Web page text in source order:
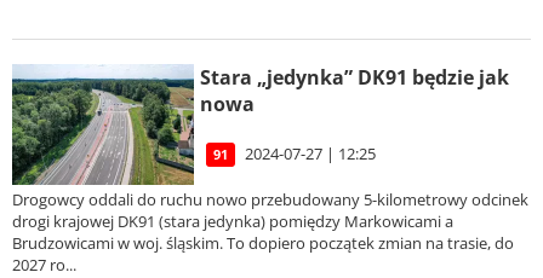
Stara „jedynka” DK91 będzie jak
nowa
91 2024-07-27 | 12:25
Drogowcy oddali do ruchu nowo przebudowany 5-kilometrowy odcinek
drogi krajowej DK91 (stara jedynka) pomiędzy Markowicami a
Brudzowicami w woj. śląskim. To dopiero początek zmian na trasie, do
2027 ro...